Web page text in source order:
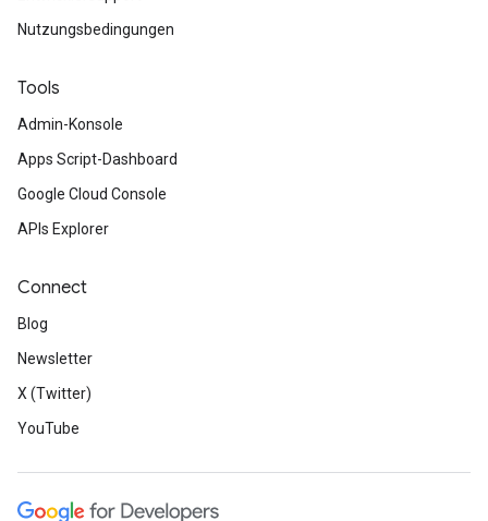
Nutzungsbedingungen
Tools
Admin-Konsole
Apps Script-Dashboard
Google Cloud Console
APIs Explorer
Connect
Blog
Newsletter
X (Twitter)
YouTube